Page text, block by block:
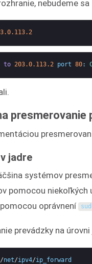
nebudeme
to 203.0.113.2 port 80:
presmerovanie
jadre
systémov
pomocou
oprávnení
prevádzky na
/net/ipv4/ip_forward